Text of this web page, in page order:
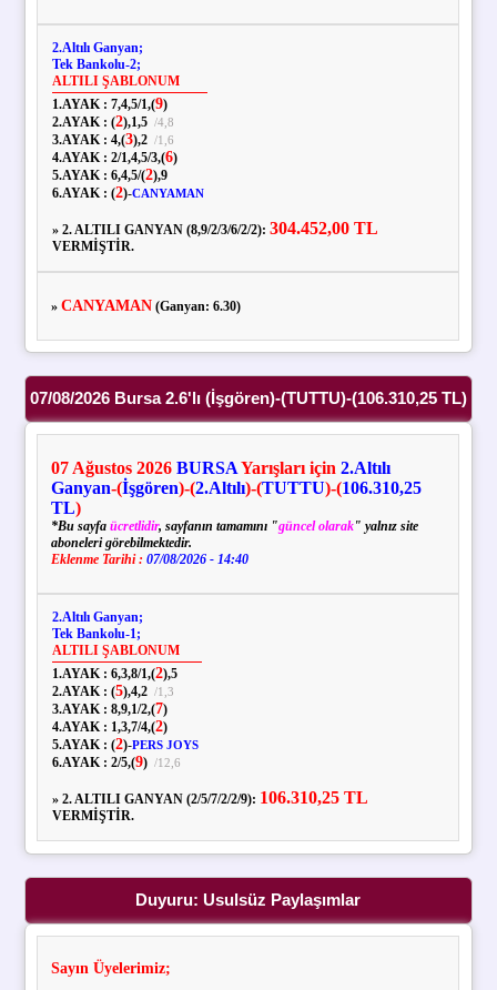
2.Altılı Ganyan;
Tek Bankolu-2;
ALTILI ŞABLONUM
1.AYAK : 7,4,5/1,(9)
2.AYAK : (2),1,5/4, 8
3.AYAK : 4,(3),2/1, 6
4.AYAK : 2/1,4,5/3,(6)
5.AYAK : 6,4,5/(2),9
6.AYAK : (2)-CANYAMAN
» 2. ALTILI GANYAN (8,9/2/3/6/2/2): 304.452,00 TL
VERMİŞTİR.
»CANYAMAN (Ganyan: 6.30)
07/08/2026 Bursa 2.6'lı (İşgören)-(TUTTU)-(106.310,25 TL)
07Ağustos 2026BURSAYarışları için2.Altılı
Ganyan-(İşgören)-(2.Altılı)-(TUTTU)-(106.310,25
TL)
*Bu sayfaücretlidir, sayfanın tamamını "güncel olarak" yalnız site
aboneleri görebilmektedir.
Eklenme Tarihi : 07/08/2026 - 14:40
2.Altılı Ganyan;
Tek Bankolu-1;
ALTILI ŞABLONUM
1.AYAK : 6,3,8/1,(2),5
2.AYAK : (5),4,2/1, 3
3.AYAK : 8,9,1/2,(7)
4.AYAK : 1,3,7/4,(2)
5.AYAK : (2)-PERS JOYS
6.AYAK : 2/5,(9)/12, 6
» 2. ALTILI GANYAN (2/5/7/2/2/9): 106.310,25 TL
VERMİŞTİR.
Duyuru: Usulsüz Paylaşımlar
Sayın Üyelerimiz;